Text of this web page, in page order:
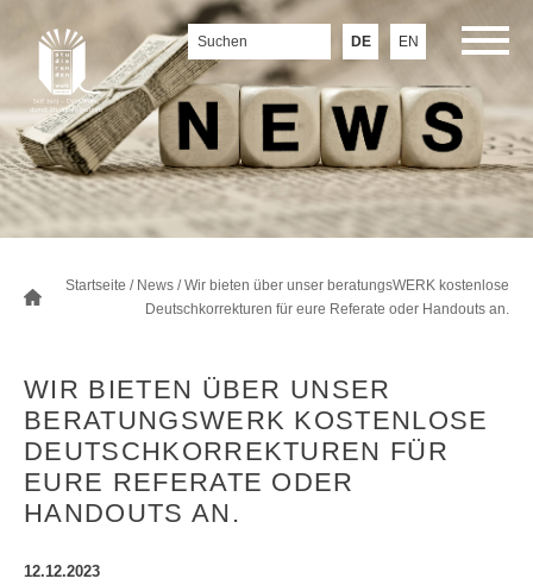
DE EN
Startseite / News / Wir bieten über unser beratungsWERK kostenlose
Deutschkorrekturen für eure Referate oder Handouts an.
WIR BIETEN ÜBER UNSER
BERATUNGSWERK KOSTENLOSE
DEUTSCHKORREKTUREN FÜR
EURE REFERATE ODER
HANDOUTS AN.
12.12.2023